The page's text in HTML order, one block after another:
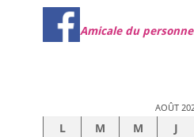
Amicale du
AOÛT
L M M J